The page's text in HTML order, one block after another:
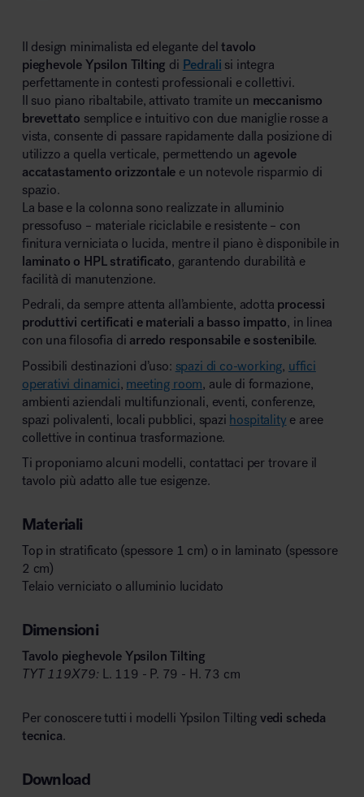
Il design minimalista ed elegante deltavolo
pieghevole Ypsilon Tilting di Pedrali si integra
perfettamente in contesti professionali e collettivi.
Il suo piano ribaltabile, attivato tramite un meccanismo
brevettato semplice e intuitivo con due maniglie rosse a
vista, consente di passare rapidamente dalla posizione di
utilizzo a quella verticale, permettendo un agevole
accatastamento orizzontale e un notevole risparmio di
spazio.
La base e la colonna sono realizzate in alluminio
pressofuso – materiale riciclabile e resistente – con
finitura verniciata o lucida, mentre il piano è disponibile in
laminato o HPL stratificato, garantendo durabilità e
facilità di manutenzione.
Pedrali, da sempre attenta all’ambiente, adotta processi
produttivi certificati e materiali a basso impatto, in linea
con una filosofia di arredo responsabile e sostenibile.
Possibili destinazioni d’uso: spazi di co-working, uffici
operativi dinamici, meeting room, aule di formazione,
ambienti aziendali multifunzionali, eventi, conferenze,
spazi polivalenti, locali pubblici, spazi hospitality e aree
collettive in continua trasformazione.
Ti proponiamo alcuni modelli, contattaci per trovare il
tavolo più adatto alle tue esigenze.
Materiali
Top in stratificato (spessore 1 cm) o in laminato (spessore
2 cm)
Telaio verniciato o alluminio lucidato
Dimensioni
Tavolo pieghevole Ypsilon Tilting
TYT 119X79: L. 119 - P. 79 - H. 73 cm
Per conoscere tutti i modelli Ypsilon Tilting vedi scheda
tecnica.
Download